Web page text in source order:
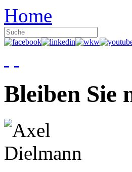
Home
Bleiben Sie